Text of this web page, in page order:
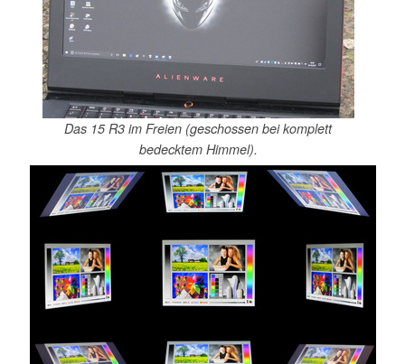
Das 15 R3 im Freien (geschossen bei komplett
bedecktem Himmel).